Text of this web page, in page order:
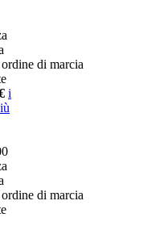
di marcia
i
di marcia